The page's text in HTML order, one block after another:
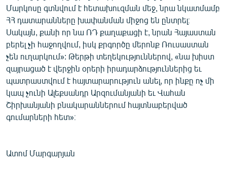
Մարկոսը գտնվում է հետախուզման մեջ, նրա նկատմամբ
ՀՀ դատարանները խափանման միջոց են ընտրել։
Սակայն, քանի որ նա ՌԴ քաղաքացի է, նրան Հայաստան
բերել չի հաջողվում, իսկ քրգործը մերոնք Ռուսաստան
չեն ուղարկում»: Թերթի տեղեկություններով, «նա խիստ
զայրացած է վերջին օրերի իրադարձություններից եւ
պատրաստվում է հայտարարություն անել, որ ինքը ոչ մի
կապ չունի Ալեքսանդր Արզումանյանի եւ Վահան
Շիրխանյանի բնակարաններում հայտնաբերված
գումարների հետ»։
Ատոմ Մարգարյան